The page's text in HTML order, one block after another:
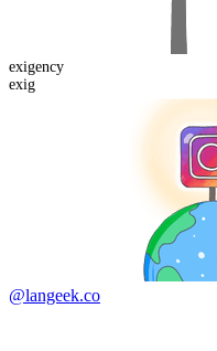
exigency
exig
@langeek.co